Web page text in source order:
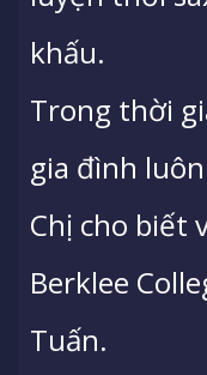
khấu.
Trong thời
gia đình
Chị cho biết
Berklee
Tuấn.